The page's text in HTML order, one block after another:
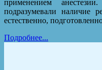
применением
подразумевали наличие
естественно,
Подробнее...